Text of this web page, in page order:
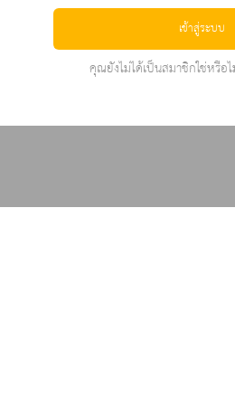
เข้าสู่ระบบ
คุณยังไม่ได้เป็นสมาชิกใช่หรือ